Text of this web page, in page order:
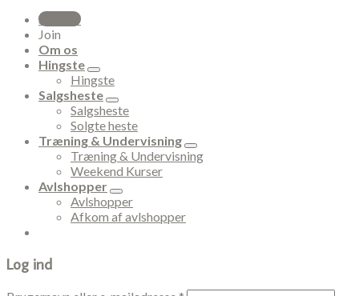
Sign Up
Join
Om os
Hingste
Hingste
Salgsheste
Salgsheste
Solgte heste
Træning & Undervisning
Træning & Undervisning
Weekend Kurser
Avlshopper
Avlshopper
Afkom af avlshopper
Log ind